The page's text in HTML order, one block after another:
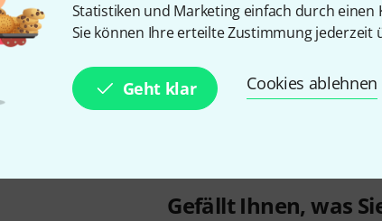
Statistiken und Marketing einfach durch einen
Sie können Ihre erteilte Zustimmung jederzeit
Geht klar Cookies ablehnen
Gefällt Ihnen, was